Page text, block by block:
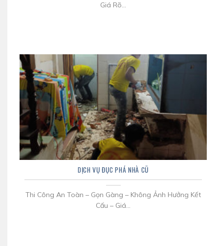
Giá Rõ...
DỊCH VỤ ĐỤC PHÁ NHÀ CŨ
Thi Công An Toàn – Gọn Gàng – Không Ảnh Hưởng Kết
Cấu – Giá...